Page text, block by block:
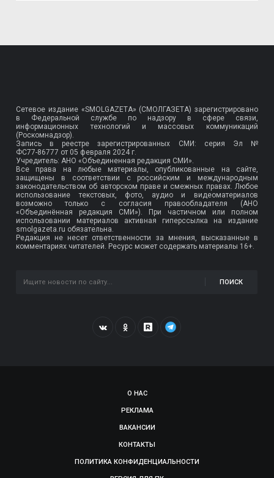
Сетевое издание «SMOLGAZETA» (СМОЛГАЗЕТА) зарегистрировано
в Федеральной службе по надзору в сфере связи,
информационных технологий и массовых коммуникаций
(Роскомнадзор).
Запись в реестре зарегистрированных СМИ: серия Эл №
ФС77-86777 от 05 февраля 2024 г.
Учредитель: АНО «Объединенная редакция СМИ».
Все права на любые материалы, опубликованные на сайте,
защищены в соответствии с российским и международным
законодательством об авторском праве и смежных правах. Любое
использование текстовых, фото, аудио и видеоматериалов
возможно только с согласия правообладателя (АНО
«Объединённая редакция СМИ»). При частичном или полном
использовании материалов активная гиперссылка на издание
smolgazeta.ru обязательна.
Редакция не несет ответственности за мнения, высказанные в
комментариях читателей. Ресурс может содержать материалы 16+.
ПОИСК
О НАС
РЕКЛАМА
ВАКАНСИИ
КОНТАКТЫ
ПОЛИТИКА КОНФИДЕНЦИАЛЬНОСТИ